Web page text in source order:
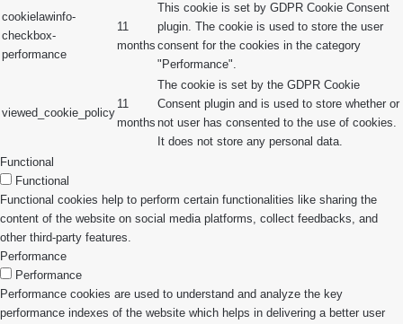
cookielawinfo-
checkbox-
performance
11
months
This cookie is set by GDPR Cookie Consent
plugin. The cookie is used to store the user
consent for the cookies in the category
"Performance".
viewed_cookie_policy
11
months
The cookie is set by the GDPR Cookie
Consent plugin and is used to store whether or
not user has consented to the use of cookies.
It does not store any personal data.
Functional
Functional
Functional cookies help to perform certain functionalities like sharing the
content of the website on social media platforms, collect feedbacks, and
other third-party features.
Performance
Performance
Performance cookies are used to understand and analyze the key
performance indexes of the website which helps in delivering a better user